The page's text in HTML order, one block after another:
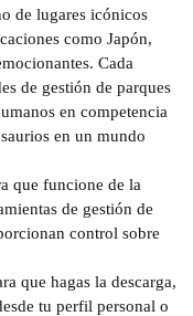
de lugares icónicos
como Japón,
Cada
de gestión de parques
en competencia
en un mundo
que funcione de la
de gestión de
control sobre
que hagas la descarga,
tu perfil personal o